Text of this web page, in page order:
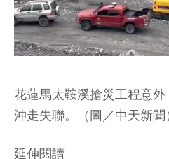
花蓮馬太鞍溪搶災工程意
沖走失聯。（圖／中天新聞
延伸閱讀